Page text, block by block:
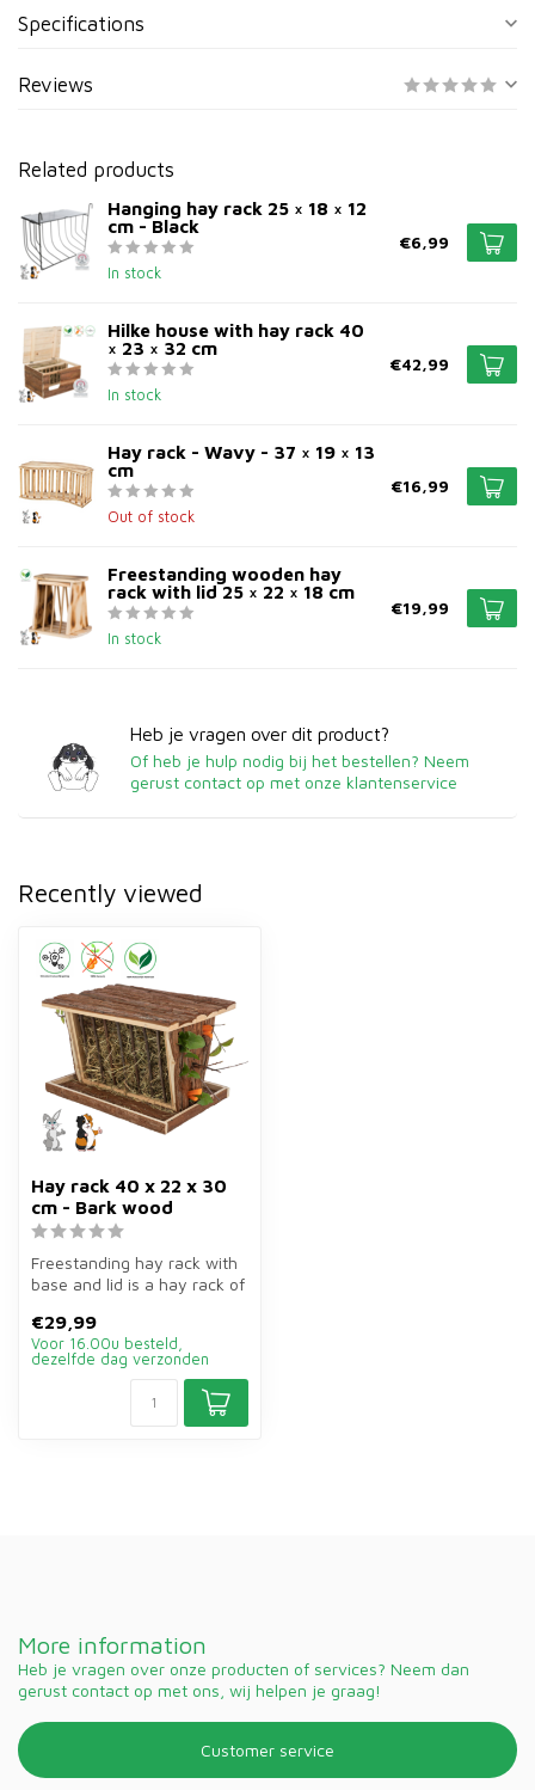
Specifications
Reviews
Related products
Hanging hay rack 25 × 18 × 12
cm - Black
In stock
€6,99
Hilke house with hay rack 40
× 23 × 32 cm
In stock
€42,99
Hay rack - Wavy - 37 × 19 × 13
cm
Out of stock
€16,99
Freestanding wooden hay
rack with lid 25 × 22 × 18 cm
In stock
€19,99
Heb je vragen over dit product?
Of heb je hulp nodig bij het bestellen? Neem
gerust contact op met onze klantenservice
Recently viewed
Hay rack 40 x 22 x 30
cm - Bark wood
Freestanding hay rack with
base and lid is a hay rack of
€29,99
Voor 16.00u besteld,
dezelfde dag verzonden
More information
Heb je vragen over onze producten of services? Neem dan
gerust contact op met ons, wij helpen je graag!
Customer service